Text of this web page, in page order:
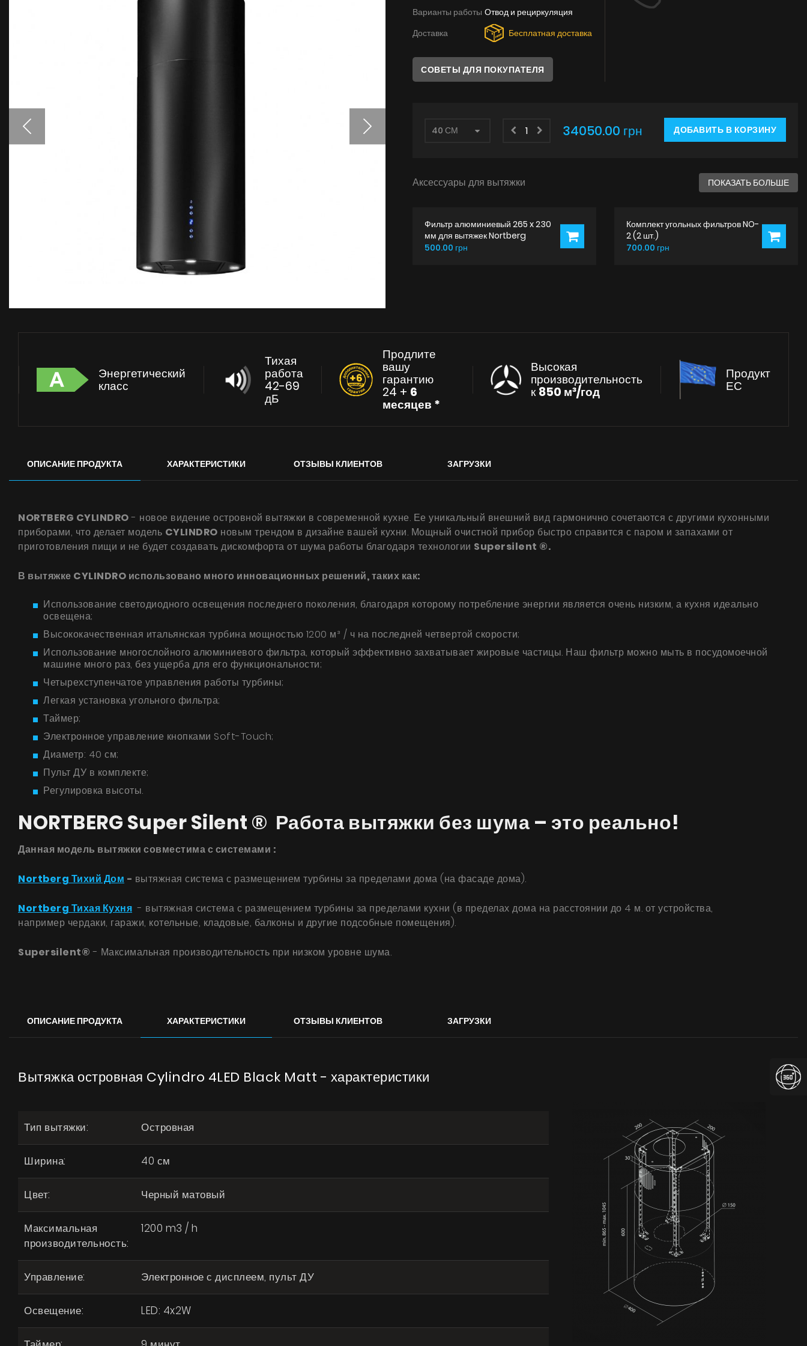
Продукты
Техническая поддержка
Виртуальный салон
Варианты работы Отвод и рециркуляция
Доставка
Бесплатная доставка
СОВЕТЫ ДЛЯ ПОКУПАТЕЛЯ
34050.00 грн ДОБАВИТЬ В КОРЗИНУ
Аксессуары для вытяжки ПОКАЗАТЬ БОЛЬШЕ
Фильтр алюминиевый 265 x 230
мм для вытяжек Nortberg
500.00 грн
Комплект угольных фильтров NO-
2 (2 шт.)
700.00 грн
Энергетический
класс
Тихая
работа
42-69
дБ
Продлите
вашу
гарантию
24 + 6
месяцев *
Высокая
производительность
к850 м³/год
Продукт
ЕС
ОПИСАНИЕ ПРОДУКТА ХАРАКТЕРИСТИКИ ОТЗЫВЫ КЛИЕНТОВ ЗАГРУЗКИ
NORTBERG CYLINDRO- новое видение островной вытяжки в современной кухне. Ее уникальный внешний вид гармонично сочетаются с другими кухонными
приборами, что делает модель CYLINDRO новым трендом в дизайне вашей кухни. Мощный очистной прибор быстро справится с паром и запахами от
приготовления пищи и не будет создавать дискомфорта от шума работы благодаря технологии Supersilent ®.
В вытяжке CYLINDRO использовано много инновационных решений, таких как:
Использование светодиодного освещения последнего поколения, благодаря которому потребление энергии является очень низким, а кухня идеально
освещена;
Высококачественная итальянская турбина мощностью 1200 м³ / ч на последней четвертой скорости;
Использование многослойного алюминиевого фильтра, который эффективно захватывает жировые частицы. Наш фильтр можно мыть в посудомоечной
машине много раз, без ущерба для его функциональности;
Четырехступенчатое управления работы турбины;
Легкая установка угольного фильтра;
Таймер;
Электронное управление кнопками Soft-Touch;
Диаметр: 40 см;
Пульт ДУ в комплекте;
Регулировка высоты.
NORTBERG Super Silent ® Работа вытяжки без шума – это реально!
Данная модель вытяжки совместима с системами ​:
Nortberg Тихий Дом - вытяжная система с размещением турбины за пределами дома (на фасаде дома).
Nortberg Тихая Кухня - вытяжная система с размещением турбины за пределами кухни (в пределах дома на расстоянии до 4 м. от устройства,
например чердаки, гаражи, котельные, кладовые, балконы и другие подсобные помещения).
Supersilent® - Максимальная производительность при низком уровне шума.
ОПИСАНИЕ ПРОДУКТА ХАРАКТЕРИСТИКИ ОТЗЫВЫ КЛИЕНТОВ ЗАГРУЗКИ
Вытяжка островная Cylindro 4LED Black Matt - характеристики
Тип вытяжки: Островная
Ширина: 40 см
Цвет: Черный матовый
Максимальная
производительность:
1200 m3 / h
Управление: Электронное с дисплеем, пульт ДУ
Освещение: LED: 4x2W